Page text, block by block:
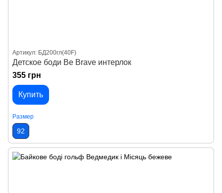
Артикул: БД200гл(40F)
Детское боди Be Brave интерлок
355 грн
Купить
Размер
92